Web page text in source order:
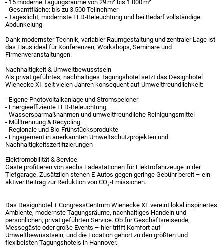
- 15 moderne Tagungsräume von 29 m² bis 1.000 m²
- Gesamtfläche: bis zu 3.500 Teilnehmer
- Tageslicht, modernste LED-Beleuchtung und bei Bedarf vollständige
Abdunkelung
Dank modernster Technik, variabler Raumgestaltung und zentraler Lage ist
das Haus ideal für Konferenzen, Workshops, Seminare und
Firmenveranstaltungen.
Nachhaltigkeit & Umweltbewusstsein
Als privat geführtes, nachhaltiges Tagungshotel setzt das Designhotel
Wienecke XI. seit vielen Jahren konsequent auf Umweltfreundlichkeit:
- Eigene Photovoltaikanlage und Stromspeicher
- Energieeffiziente LED-Beleuchtung
- Wassersparmaßnahmen und umweltfreundliche Reinigungsmittel
- Mülltrennung & Recycling
- Regionale und Bio-Frühstücksprodukte
- Engagement in anerkannten Umweltschutzprojekten und
Nachhaltigkeitszertifizierungen
Elektromobilität & Service
Gäste profitieren von sechs Ladestationen für Elektrofahrzeuge in der
Tiefgarage. Zusätzlich stehen E-Autos gegen geringe Gebühr bereit – ein
aktiver Beitrag zur Reduktion von CO₂-Emissionen.
Das Designhotel + CongressCentrum Wienecke XI. vereint lokal inspiriertes
Ambiente, modernste Tagungsräume, nachhaltiges Handeln und
persönlichen, privat geführten Service. Ob für Geschäftsreisende,
Messegäste oder große Events – hier trifft Komfort auf
Umweltbewusstsein, und die Location gehört zu den größten und
flexibelsten Tagungshotels in Hannover.